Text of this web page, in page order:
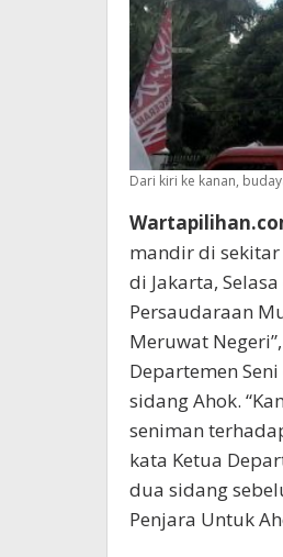
Dari kiri ke kanan,
mandir di sekitar
di Jakarta,
Persaudaraan
Meruwat
Departemen
sidang Ahok.
seniman
kata Ketua
dua sidang
Penjara Untuk